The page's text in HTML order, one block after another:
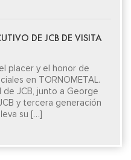
DE JCB DE VISITA
placer y el honor de
en TORNOMETAL.
de JCB, junto a George
y tercera generación
su […]